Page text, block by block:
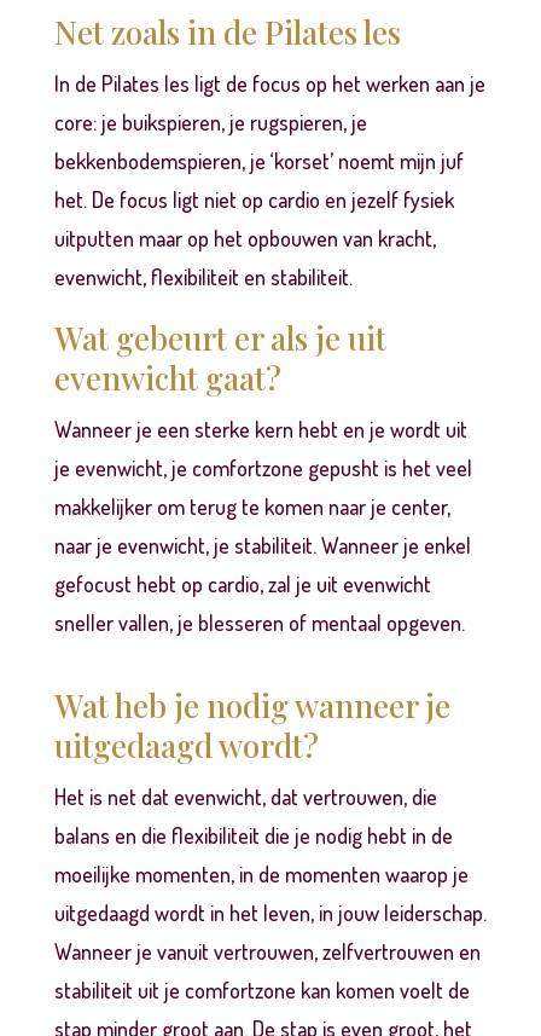
Net zoals in de Pilates les
In de Pilates les ligt de focus op het werken aan je
core: je buikspieren, je rugspieren, je
bekkenbodemspieren, je ‘korset’ noemt mijn juf
het. De focus ligt niet op cardio en jezelf fysiek
uitputten maar op het opbouwen van kracht,
evenwicht, flexibiliteit en stabiliteit.
Wat gebeurt er als je uit
evenwicht gaat?
Wanneer je een sterke kern hebt en je wordt uit
je evenwicht, je comfortzone gepusht is het veel
makkelijker om terug te komen naar je center,
naar je evenwicht, je stabiliteit. Wanneer je enkel
gefocust hebt op cardio, zal je uit evenwicht
sneller vallen, je blesseren of mentaal opgeven.
Wat heb je nodig wanneer je
uitgedaagd wordt?
Het is net dat evenwicht, dat vertrouwen, die
balans en die flexibiliteit die je nodig hebt in de
moeilijke momenten, in de momenten waarop je
uitgedaagd wordt in het leven, in jouw leiderschap.
Wanneer je vanuit vertrouwen, zelfvertrouwen en
stabiliteit uit je comfortzone kan komen voelt de
stap minder groot aan. De stap is even groot, het